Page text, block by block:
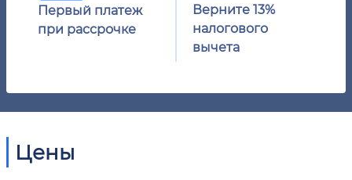
Первый платеж
при рассрочке
Верните 13%
налогового
вычета
Цены